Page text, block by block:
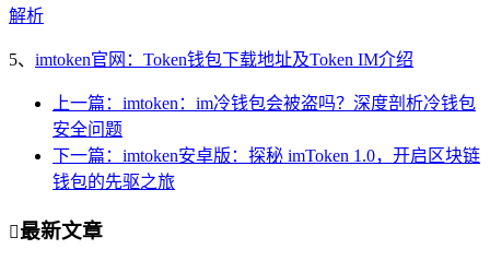
解析
5、 imtoken官网：Token钱包下载地址及Token IM介绍
上一篇：imtoken：im冷钱包会被盗吗？深度剖析冷钱包
安全问题
下一篇：imtoken安卓版：探秘 imToken 1.0，开启区块链
钱包的先驱之旅
最新文章